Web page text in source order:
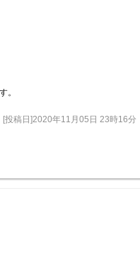
。
[投稿日]2020年11月05日 23時16分